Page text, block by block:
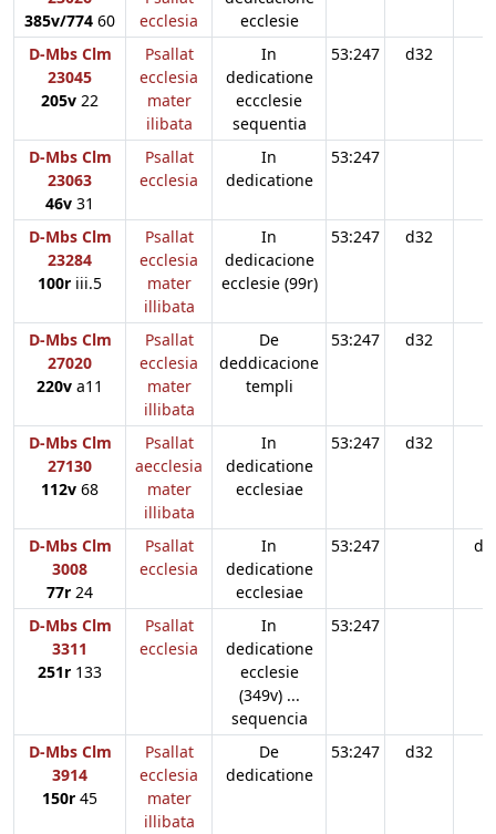
385v/774 60
ecclesia
ecclesie
D-Mbs Clm
23045
205v 22
Psallat
ecclesia
mater
ilibata
In
dedicatione
eccclesie
sequentia
53:247 d32
D-Mbs Clm
23063
46v 31
Psallat
ecclesia
In
dedicatione
53:247
D-Mbs Clm
23284
100r iii.5
Psallat
ecclesia
mater
illibata
In
dedicacione
ecclesie (99r)
53:247 d32
D-Mbs Clm
27020
220v a11
Psallat
ecclesia
mater
illibata
De
deddicacione
templi
53:247 d32
D-Mbs Clm
27130
112v 68
Psallat
aecclesia
mater
illibata
In
dedicatione
ecclesiae
53:247 d32
D-Mbs Clm
3008
77r 24
Psallat
ecclesia
In
dedicatione
ecclesiae
53:247
D-Mbs Clm
3311
251r 133
Psallat
ecclesia
In
dedicatione
ecclesie
(349v) ...
sequencia
53:247
D-Mbs Clm
3914
150r 45
Psallat
ecclesia
mater
illibata
De
dedicatione
53:247 d32